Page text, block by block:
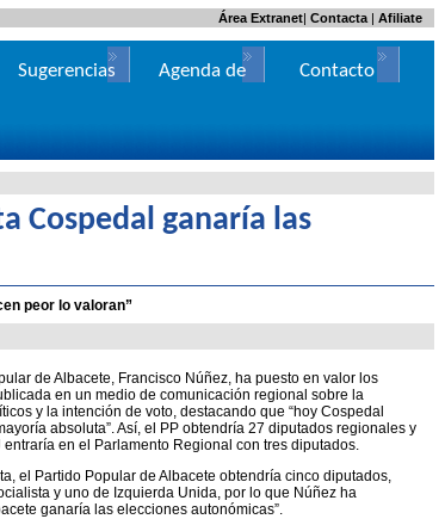
Cospedal ganaría las
peor lo valoran”
de Albacete, Francisco Núñez, ha puesto en valor los
en un medio de comunicación regional sobre la
y la intención de voto, destacando que “hoy Cospedal
absoluta”. Así, el PP obtendría 27 diputados regionales y
entraría en el Parlamento Regional con tres diputados.
el Partido Popular de Albacete obtendría cinco diputados,
y uno de Izquierda Unida, por lo que Núñez ha
ganaría las elecciones autonómicas”.
| Contacta| Afiliate
Área Extranet
Sugerencias
Agenda de
Contacto